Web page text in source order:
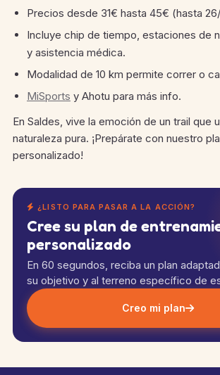
Precios desde 31€ hasta 45€ (hasta
Incluye chip de tiempo, estaciones de
y asistencia médica.
Modalidad de 10 km permite correr o
MiSports y Ahotu para más info.
En Saldes, vive la emoción de un trail que
naturaleza pura. ¡Prepárate con nuestro
personalizado!
¿LISTO PARA PASAR A LA ACCIÓN?
Cree su plan de
personalizado
En 60 segundos, reciba un plan
su objetivo y al terreno específico de
Creo mi plan